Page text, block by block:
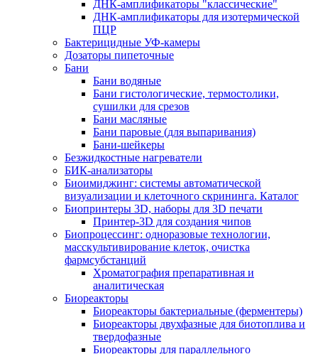
ДНК-амплификаторы "классические"
ДНК-амплификаторы для изотермической
ПЦР
Бактерицидные УФ-камеры
Дозаторы пипеточные
Бани
Бани водяные
Бани гистологические, термостолики,
сушилки для срезов
Бани масляные
Бани паровые (для выпаривания)
Бани-шейкеры
Безжидкостные нагреватели
БИК-анализаторы
Биоимиджинг: системы автоматической
визуализации и клеточного скрининга. Каталог
Биопринтеры 3D, наборы для 3D печати
Принтер-3D для создания чипов
Биопроцессинг: одноразовые технологии,
масскультивирование клеток, очистка
фармсубстанций
Хроматография препаративная и
аналитическая
Биореакторы
Биореакторы бактериальные (ферментеры)
Биореакторы двухфазные для биотоплива и
твердофазные
Биореакторы для параллельного